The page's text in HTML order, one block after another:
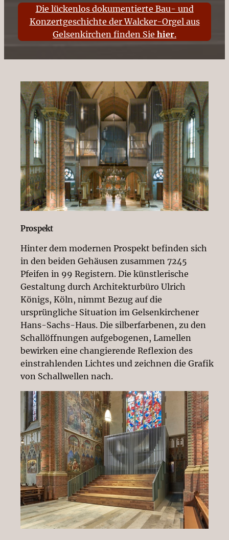
Die lückenlos dokumentierte Bau- und
Konzertgeschichte der Walcker-Orgel aus
Gelsenkirchen finden Sie hier.
Prospekt
Hinter dem modernen Prospekt befinden sich
in den beiden Gehäusen zusammen 7245
Pfeifen in 99 Registern. Die künstlerische
Gestaltung durch Architekturbüro Ulrich
Königs, Köln, nimmt Bezug auf die
ursprüngliche Situation im Gelsenkirchener
Hans-Sachs-Haus. Die silberfarbenen, zu den
Schallöffnungen aufgebogenen, Lamellen
bewirken eine changierende Reflexion des
einstrahlenden Lichtes und zeichnen die Grafik
von Schallwellen nach.